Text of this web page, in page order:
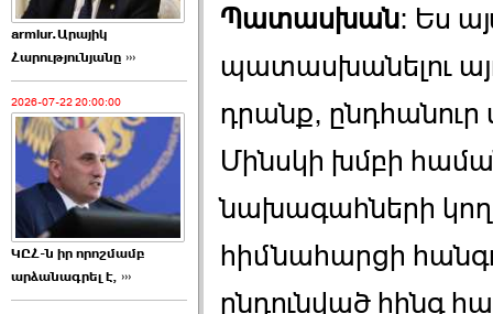
armlur.Արայիկ
Հարությունյանը ›››
2026-07-22 20:00:00
ԿԸՀ-ն իր որոշմամբ
արձանագրել է, ›››
Պատասխան: Ես
պատասխանելու
դրանք,
Մինսկի խմբի
նախագահների
հիմնահարցի
ընդունված հինգ